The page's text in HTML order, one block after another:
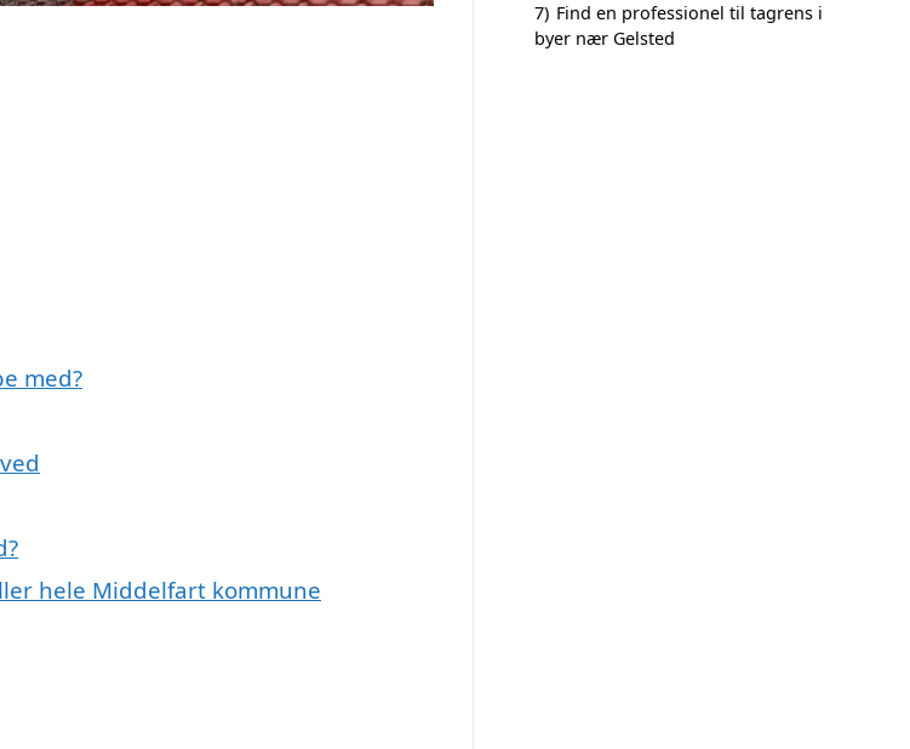
med?
hele Middelfart kommune
7) Find en professionel til tagrens i
byer nær Gelsted